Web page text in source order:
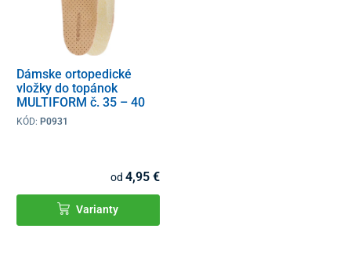
Dámske ortopedické
vložky do topánok
MULTIFORM č. 35 – 40
KÓD: P0931
od 4,95 €
Varianty